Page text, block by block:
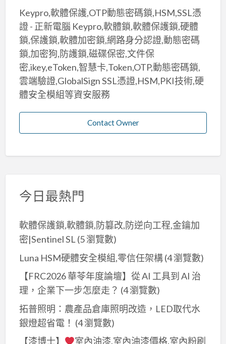
Keypro,軟體保護,OTP動態密碼鎖,HSM,SSL憑
證 - 正新電腦 Keypro,軟體鎖,軟體保護鎖,硬體
鎖,保護鎖,軟體加密鎖,網路身分認證,動態密碼
鎖,加密狗,防護鎖,磁碟保密,文件保
密,ikey,eToken,智慧卡,Token,OTP,動態密碼鎖,
雲端驗證,GlobalSign SSL憑證,HSM,PKI技術,硬
體安全模組等資安服務
Contact Owner
今日最熱門
軟體保護鎖,軟體鎖,防篡改,防逆向工程,金鑰加
密|Sentinel SL (5 瀏覽數)
Luna HSM硬體安全模組,零信任架構(4 瀏覽數)
【FRC2026 華苓年度論壇】從 AI 工具到 AI 治
理，企業下一步怎麼走？ (4 瀏覽數)
拓普照明：農產品倉庫照明改造，LED取代水
銀燈超省電！ (4 瀏覽數)
【漆博士】
室內油漆,室內油漆價格,室內粉刷